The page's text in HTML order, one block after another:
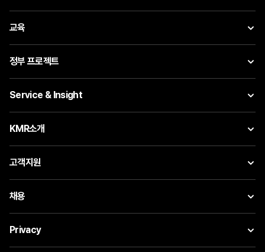
교육
정부 프로젝트
Service & Insight
KMR소개
고객지원
채용
Privacy